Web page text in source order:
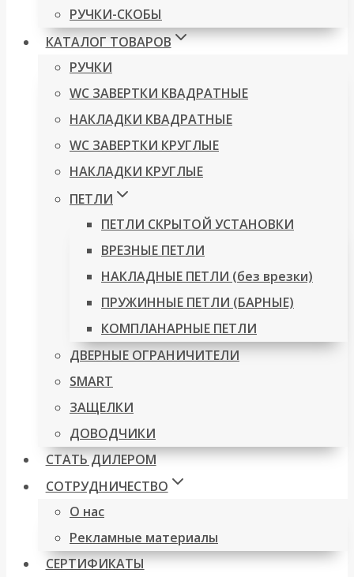
РУЧКИ-СКОБЫ
КАТАЛОГ ТОВАРОВ
РУЧКИ
WC ЗАВЕРТКИ КВАДРАТНЫЕ
НАКЛАДКИ КВАДРАТНЫЕ
WC ЗАВЕРТКИ КРУГЛЫЕ
НАКЛАДКИ КРУГЛЫЕ
ПЕТЛИ
ПЕТЛИ СКРЫТОЙ УСТАНОВКИ
ВРЕЗНЫЕ ПЕТЛИ
НАКЛАДНЫЕ ПЕТЛИ (без врезки)
ПРУЖИННЫЕ ПЕТЛИ (БАРНЫЕ)
КОМПЛАНАРНЫЕ ПЕТЛИ
ДВЕРНЫЕ ОГРАНИЧИТЕЛИ
SMART
ЗАЩЕЛКИ
ДОВОДЧИКИ
СТАТЬ ДИЛЕРОМ
СОТРУДНИЧЕСТВО
О нас
Рекламные материалы
СЕРТИФИКАТЫ